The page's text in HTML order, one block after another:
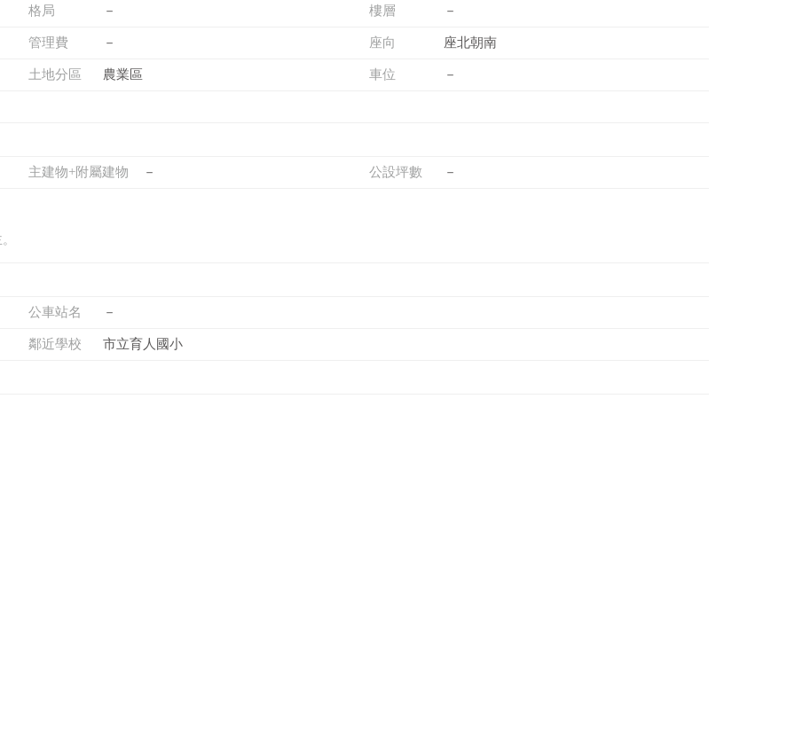
格局 － 樓層 －
管理費 － 座向 座北朝南
土地分區 農業區 車位 －
主建物+附屬建物 － 公設坪數 －
公車站名 －
鄰近學校 市立育人國小